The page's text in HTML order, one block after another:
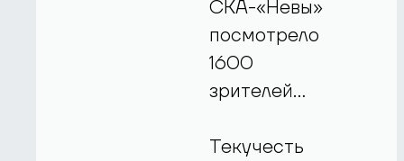
СКА-«Невы»
посмотрело
1600
зрителей…
Текучесть